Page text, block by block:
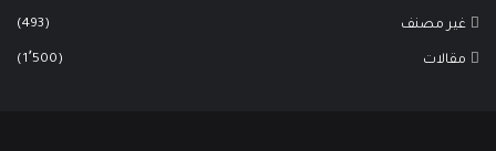
غير مصنف (493)
مقالات (1٬500)